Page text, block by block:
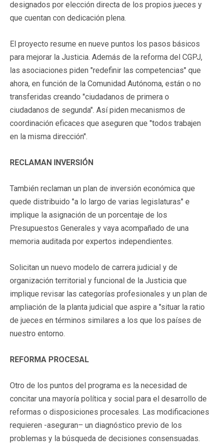
designados por elección directa de los propios jueces y
que cuentan con dedicación plena.
El proyecto resume en nueve puntos los pasos básicos
para mejorar la Justicia. Además de la reforma del CGPJ,
las asociaciones piden "redefinir las competencias" que
ahora, en función de la Comunidad Autónoma, están o no
transferidas creando "ciudadanos de primera o
ciudadanos de segunda". Así piden mecanismos de
coordinación eficaces que aseguren que "todos trabajen
en la misma dirección".
RECLAMAN INVERSIÓN
También reclaman un plan de inversión económica que
quede distribuido "a lo largo de varias legislaturas" e
implique la asignación de un porcentaje de los
Presupuestos Generales y vaya acompañado de una
memoria auditada por expertos independientes.
Solicitan un nuevo modelo de carrera judicial y de
organización territorial y funcional de la Justicia que
implique revisar las categorías profesionales y un plan de
ampliación de la planta judicial que aspire a "situar la ratio
de jueces en términos similares a los que los países de
nuestro entorno.
REFORMA PROCESAL
Otro de los puntos del programa es la necesidad de
concitar una mayoría política y social para el desarrollo de
reformas o disposiciones procesales. Las modificaciones
requieren -aseguran– un diagnóstico previo de los
problemas y la búsqueda de decisiones consensuadas.